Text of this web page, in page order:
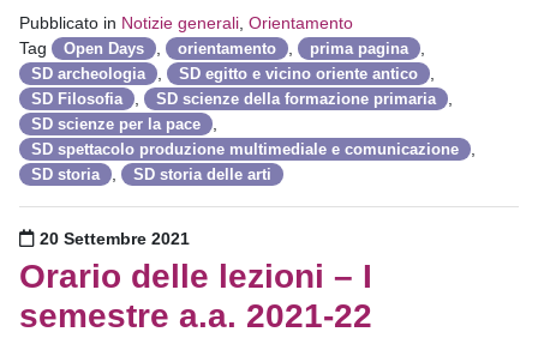
Pubblicato in Notizie generali Orientamento
Tag
Open Days orientamento prima pagina
SD archeologia SD egitto e vicino oriente antico
SD Filosofia SD scienze della formazione primaria
SD scienze per la pace
SD spettacolo produzione multimediale e comunicazione
SD storia SD storia delle arti
Pubblicato il
20 Settembre 2021
Orario delle lezioni – I
semestre a.a. 2021-22